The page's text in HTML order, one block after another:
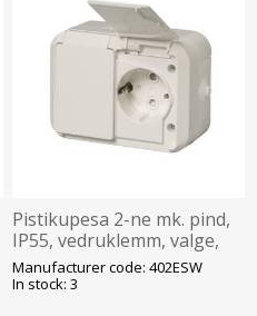
Pistikupesa 2-ne mk. pind,
IP55, vedruklemm, valge,
Kosti
Manufacturer code: 402ESW
In stock: 3